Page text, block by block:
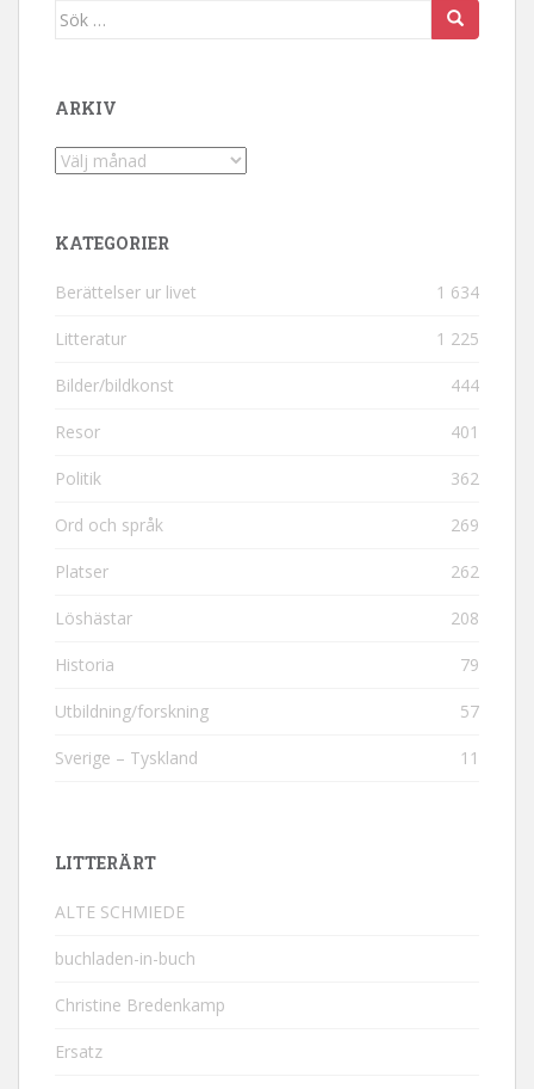
Sök efter:
ARKIV
Arkiv
KATEGORIER
Berättelser ur livet 1 634
Litteratur 1 225
Bilder/bildkonst 444
Resor 401
Politik 362
Ord och språk 269
Platser 262
Löshästar 208
Historia 79
Utbildning/forskning 57
Sverige – Tyskland 11
LITTERÄRT
ALTE SCHMIEDE
buchladen-in-buch
Christine Bredenkamp
Ersatz